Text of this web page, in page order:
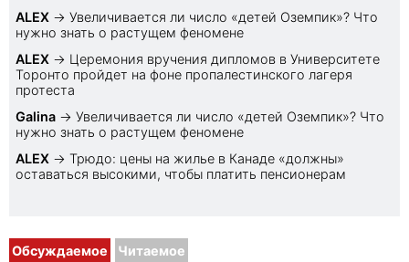
ALEX → Увеличивается ли число «детей Оземпик»? Что
нужно знать о растущем феномене
ALEX → Церемония вручения дипломов в Университете
Торонто пройдет на фоне пропалестинского лагеря
протеста
Galina → Увеличивается ли число «детей Оземпик»? Что
нужно знать о растущем феномене
ALEX → Трюдо: цены на жилье в Канаде «должны»
оставаться высокими, чтобы платить пенсионерам
Обсуждаемое Читаемое